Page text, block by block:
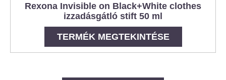
Rexona Invisible on Black+White clothes
izzadásgátló stift 50 ml
TERMÉK MEGTEKINTÉSE